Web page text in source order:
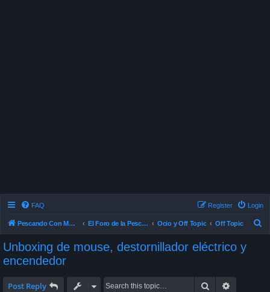
FAQ Login
Register
Pescando Con Mosca El Foro de la Pesca con Mosca en Chile Ocio y Off Topic Off Topic
Unboxing de mouse, destornillador eléctrico y
encendedor
Post Reply Search